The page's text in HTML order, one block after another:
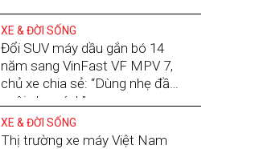
XE & ĐỜI SỐNG
Đổi SUV máy dầu gắn bó 14
năm sang VinFast VF MPV 7,
chủ xe chia sẻ: “Dùng nhẹ đầu,
nuôi nhẹ gánh”
XE & ĐỜI SỐNG
Thị trường xe máy Việt Nam